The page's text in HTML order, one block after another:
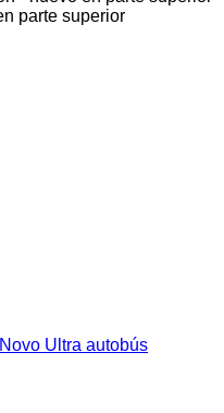
parte superior
Ultra autobús